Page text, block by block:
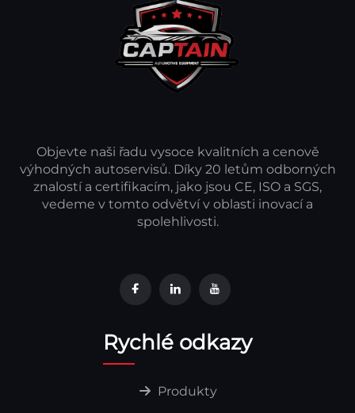
Objevte naši řadu vysoce kvalitních a cenově
výhodných autoservisů. Díky 20 letům odborných
znalostí a certifikacím, jako jsou CE, ISO a SGS,
vedeme v tomto odvětví v oblasti inovací a
spolehlivosti.
Rychlé odkazy
Produkty